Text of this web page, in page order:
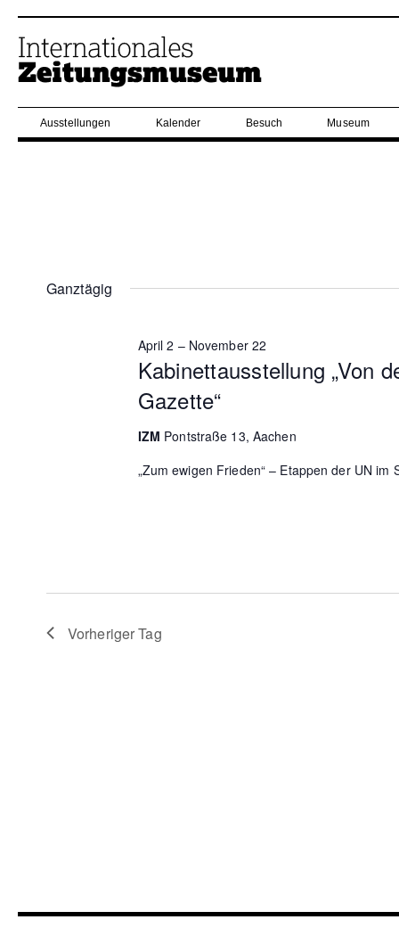
Ausstellungen Kalender Besuch Museum
Ganztägig
Kabinettausstellung „Von
Gazette“
April 2 – November 22
IZM Pontstraße 13, Aachen
„Zum ewigen Frieden“ – Etappen der UN im
Vorheriger Tag